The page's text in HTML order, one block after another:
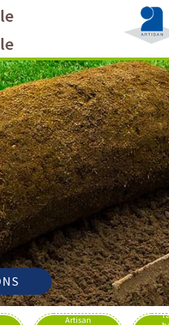
Artisan